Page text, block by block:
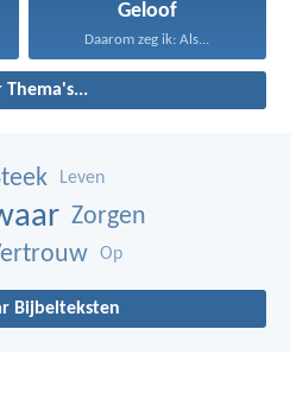
Geloof
Daarom zeg ik: Als...
Thema's...
Leven
Zorgen
Op
Bijbelteksten